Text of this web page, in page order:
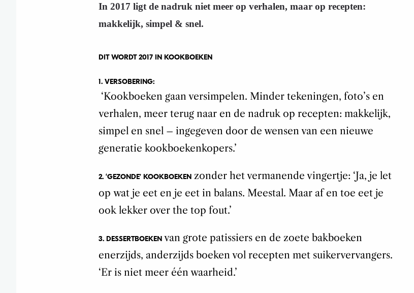
In 2017 ligt de nadruk niet meer op verhalen, maar op recepten:
makkelijk, simpel & snel.
DIT WORDT 2017 IN KOOKBOEKEN
1. VERSOBERING:
‘Kookboeken gaan versimpelen. Minder tekeningen, foto’s en
verhalen, meer terug naar en de nadruk op recepten: makkelijk,
simpel en snel – ingegeven door de wensen van een nieuwe
generatie kookboekenkopers.’
2. ‘GEZONDE’ KOOKBOEKENzonder het vermanende vingertje: ‘Ja, je let
op wat je eet en je eet in balans. Meestal. Maar af en toe eet je
ook lekker over the top fout.’
3. DESSERTBOEKENvan grote patissiers en de zoete bakboeken
enerzijds, anderzijds boeken vol recepten met suikervervangers.
‘Er is niet meer één waarheid.’